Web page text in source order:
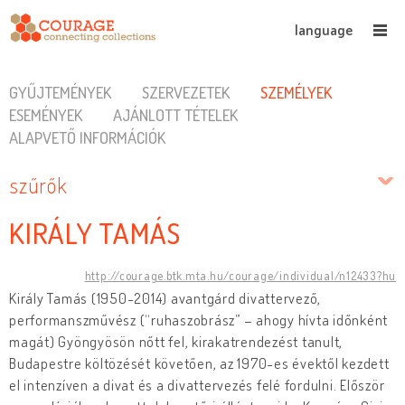
language
GYŰJTEMÉNYEK SZERVEZETEK
SZEMÉLYEK
ESEMÉNYEK
AJÁNLOTT TÉTELEK
ALAPVETŐ INFORMÁCIÓK
szűrők
KIRÁLY TAMÁS
http://courage.btk.mta.hu/courage/individual/n12433?hu
Király Tamás (1950-2014) avantgárd divattervező,
performanszművész (“ruhaszobrász” – ahogy hívta időnként
magát) Gyöngyösön nőtt fel, kirakatrendezést tanult,
Budapestre költözését követően, az 1970-es évektől kezdett
el intenzíven a divat és a divattervezés felé fordulni. Először